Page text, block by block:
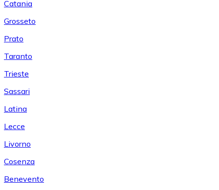
Catania
Grosseto
Prato
Taranto
Trieste
Sassari
Latina
Lecce
Livorno
Cosenza
Benevento